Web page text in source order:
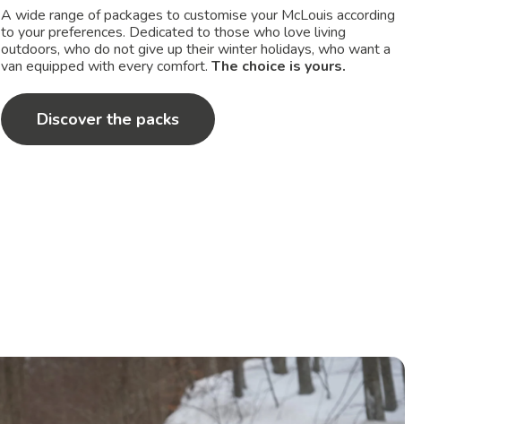
A wide range of packages to customise your McLouis according
to your preferences. Dedicated to those who love living
outdoors, who do not give up their winter holidays, who want a
van equipped with every comfort. The choice is yours.
Discover the packs